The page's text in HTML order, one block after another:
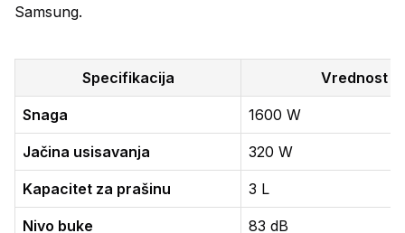
Samsung.
Specifikacija Vrednost
Snaga 1600 W
Jačina usisavanja 320 W
Kapacitet za prašinu 3 L
Nivo buke 83 dB